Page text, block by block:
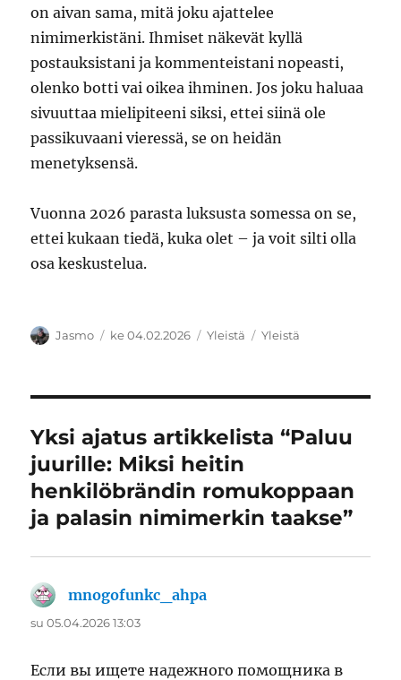
on aivan sama, mitä joku ajattelee
nimimerkistäni. Ihmiset näkevät kyllä
postauksistani ja kommenteistani nopeasti,
olenko botti vai oikea ihminen. Jos joku haluaa
sivuuttaa mielipiteeni siksi, ettei siinä ole
passikuvaani vieressä, se on heidän
menetyksensä.
Vuonna 2026 parasta luksusta somessa on se,
ettei kukaan tiedä, kuka olet – ja voit silti olla
osa keskustelua.
Kirjoittaja
Jasmo Julkaistu
ke 04.02.2026 Kategoriat
Yleistä Avainsanat
Yleistä
Yksi ajatus artikkelista “Paluu
juurille: Miksi heitin
henkilöbrändin romukoppaan
ja palasin nimimerkin taakse”
mnogofunkc_ahpa
su 05.04.2026 13:03
Если вы ищете надежного помощника в